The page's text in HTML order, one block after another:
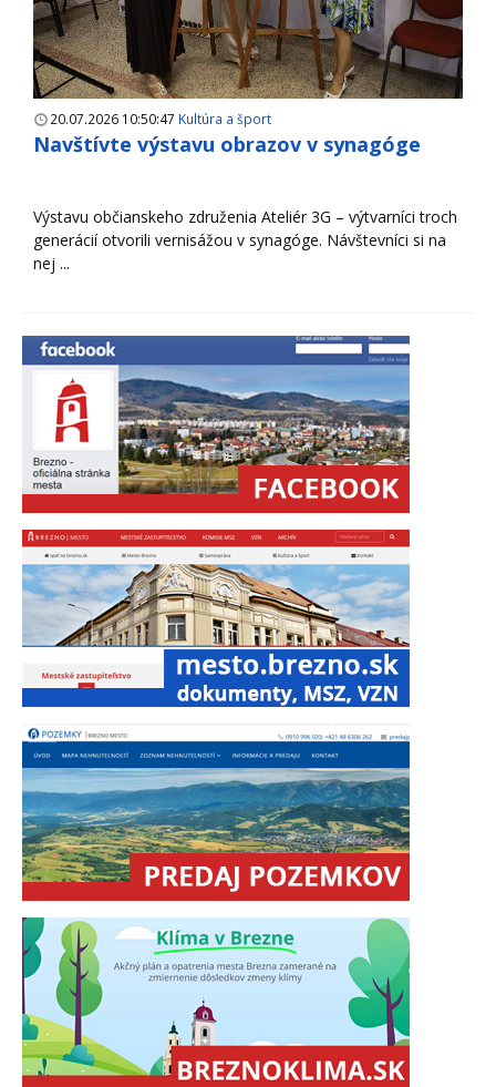
20.07.2026 10:50:47 Kultúra a šport
Navštívte výstavu obrazov v synagóge
Výstavu občianskeho združenia Ateliér 3G – výtvarníci troch
generácií otvorili vernisážou v synagóge. Návštevníci si na
nej ...